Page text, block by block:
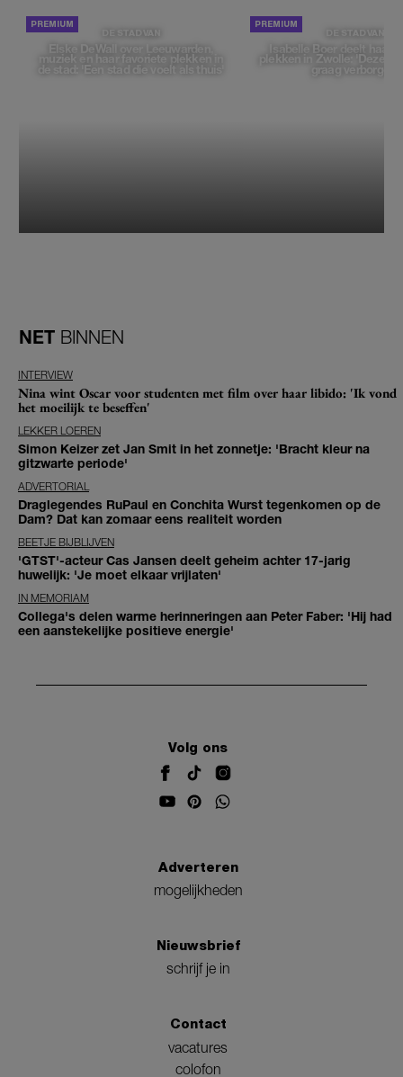
DE STAD VAN
Elske DeWall over Leeuwarden,
muziek en haar favoriete plekken in
de stad: 'Een stad die voelt als thuis'
DE STAD VAN
Isabelle Boer deelt haar
plekken in Zwolle: 'Deze
graag verborgen'
NET BINNEN
INTERVIEW
Nina wint Oscar voor studenten met film over haar libido: 'Ik vond
het moeilijk te beseffen'
LEKKER LOEREN
Simon Keizer zet Jan Smit in het zonnetje: 'Bracht kleur na
gitzwarte periode'
ADVERTORIAL
Draglegendes RuPaul en Conchita Wurst tegenkomen op de
Dam? Dat kan zomaar eens realiteit worden
BEETJE BIJBLIJVEN
'GTST'-acteur Cas Jansen deelt geheim achter 17-jarig
huwelijk: 'Je moet elkaar vrijlaten'
IN MEMORIAM
Collega's delen warme herinneringen aan Peter Faber: 'Hij had
een aanstekelijke positieve energie'
Volg ons
Adverteren
mogelijkheden
Nieuwsbrief
schrijf je in
Contact
vacatures
colofon